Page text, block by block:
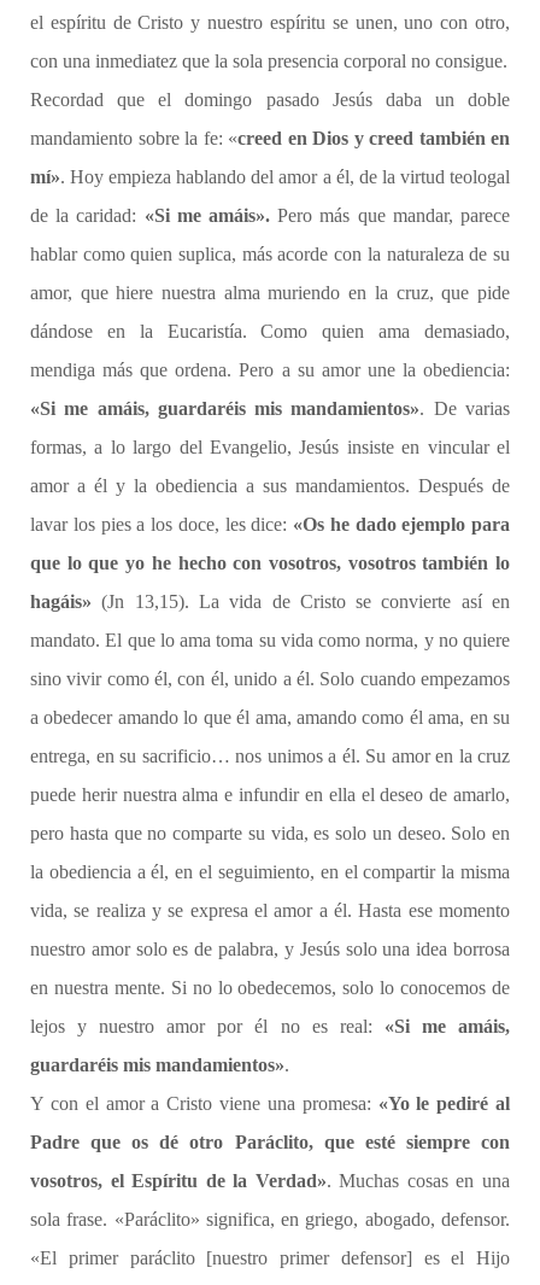
el espíritu de Cristo y nuestro espíritu se unen, uno con otro,
con una inmediatez que la sola presencia corporal no consigue.
Recordad que el domingo pasado Jesús daba un doble
mandamiento sobre la fe: «creed en Dios y creed también en
mí». Hoy empieza hablando del amor a él, de la virtud teologal
de la caridad: «Si me amáis». Pero más que mandar, parece
hablar como quien suplica, más acorde con la naturaleza de su
amor, que hiere nuestra alma muriendo en la cruz, que pide
dándose en la Eucaristía. Como quien ama demasiado,
mendiga más que ordena. Pero a su amor une la obediencia:
«Si me amáis, guardaréis mis mandamientos». De varias
formas, a lo largo del Evangelio, Jesús insiste en vincular el
amor a él y la obediencia a sus mandamientos. Después de
lavar los pies a los doce, les dice: «Os he dado ejemplo para
que lo que yo he hecho con vosotros, vosotros también lo
hagáis»(Jn 13,15). La vida de Cristo se convierte así en
mandato. El que lo ama toma su vida como norma, y no quiere
sino vivir como él, con él, unido a él. Solo cuando empezamos
a obedecer amando lo que él ama, amando como él ama, en su
entrega, en su sacrificio… nos unimos a él. Su amor en la cruz
puede herir nuestra alma e infundir en ella el deseo de amarlo,
pero hasta que no comparte su vida, es solo un deseo. Solo en
la obediencia a él, en el seguimiento, en el compartir la misma
vida, se realiza y se expresa el amor a él. Hasta ese momento
nuestro amor solo es de palabra, y Jesús solo una idea borrosa
en nuestra mente. Si no lo obedecemos, solo lo conocemos de
lejos y nuestro amor por él no es real: «Si me amáis,
guardaréis mis mandamientos».
Y con el amor a Cristo viene una promesa: «Yo le pediré al
Padre que os dé otro Paráclito, que esté siempre con
vosotros, el Espíritu de la Verdad». Muchas cosas en una
sola frase. «Paráclito» significa, en griego, abogado, defensor.
«El primer paráclito [nuestro primer defensor] es el Hijo